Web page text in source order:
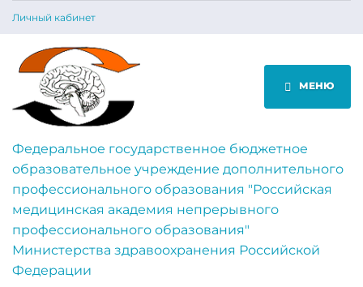
Личный кабинет
МЕНЮ
Федеральное государственное бюджетное
образовательное учреждение дополнительного
профессионального образования "Российская
медицинская академия непрерывного
профессионального образования"
Министерства здравоохранения Российской
Федерации